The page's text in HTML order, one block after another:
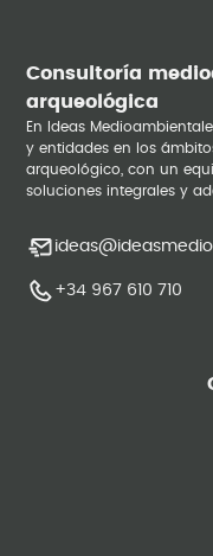
Consultoría
arqueológica
En Ideas
y entidades en los
arqueológico, con un
soluciones integrales y
+34 967 610 710